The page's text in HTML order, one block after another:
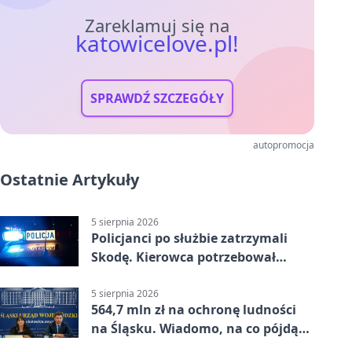
Zareklamuj się na
katowicelove.pl!
SPRAWDŹ SZCZEGÓŁY
autopromocja
Ostatnie Artykuły
5 sierpnia 2026
Policjanci po służbie zatrzymali
Skodę. Kierowca potrzebował
5 sierpnia 2026
564,7 mln zł na ochronę ludności
na Śląsku. Wiadomo, na co pójdą